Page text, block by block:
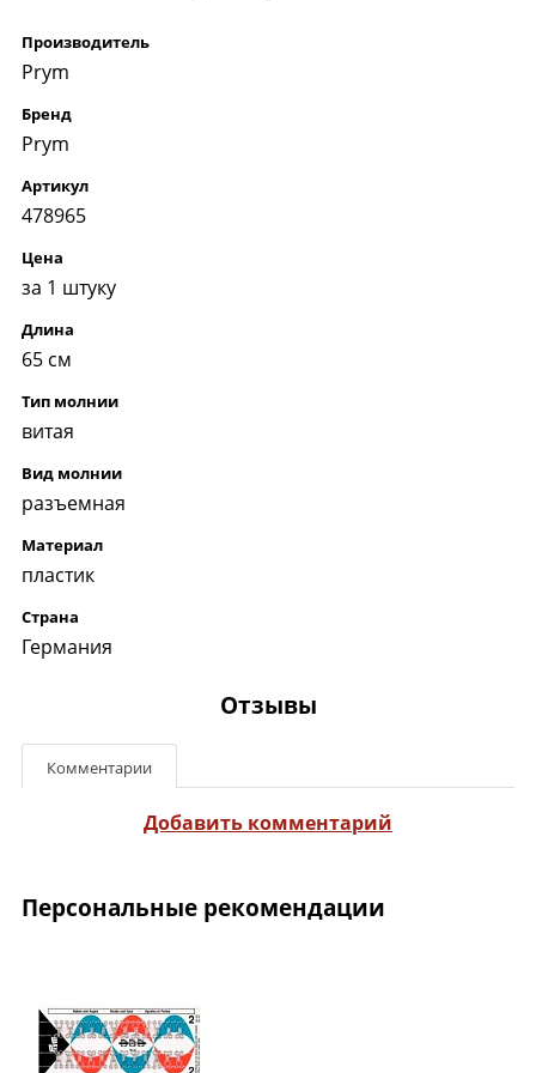
Производитель
Prym
Бренд
Prym
Артикул
478965
Цена
за 1 штуку
Длина
65 см
Тип молнии
витая
Вид молнии
разъемная
Материал
пластик
Страна
Германия
Отзывы
Комментарии
Добавить комментарий
Персональные рекомендации